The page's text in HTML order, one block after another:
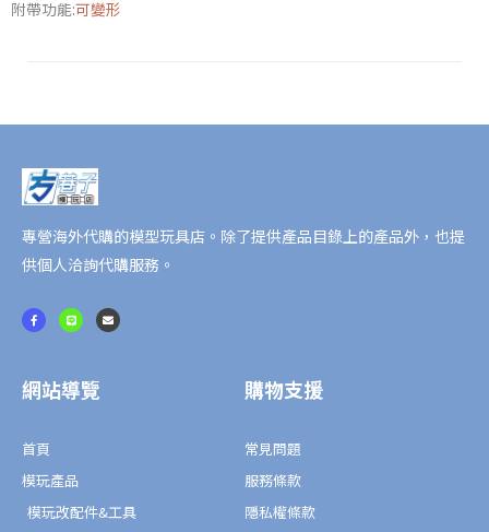
再
附帶功能:可變形
專營海外代購的模型玩具店。除了提供產品目錄上的產品外，也提
供個人洽詢代購服務。
F
a
c
k
-
L
i
n
E
n
v
網站導覽
首頁
模玩產品
模玩改配件&工具
購物支援
常見問題
服務條款
隱私權條款